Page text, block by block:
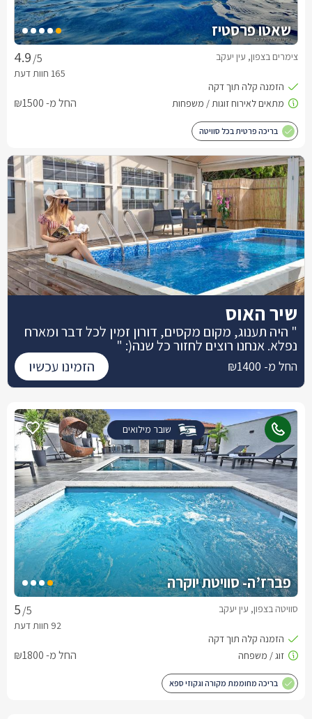
שאטו פרסטיז
/5 צימרים בצפון, עין יעקב
החל מ- ₪1500
בריכה פרטית בכל סוויטה
שובר מילואים
פברז’ה- סוויטת יוקרה
/5 סוויטה בצפון, עין יעקב
החל מ- ₪1800
בריכה מחוממת מקורה וגקוזי ספא
שיר האוס
" היה תענוג, מקום מקסים, דורון זמין לכל דבר ומארח
נפלא. אנחנו רוצים לחזור כל שנה(: "
החל מ- ₪1400 הזמינו עכשיו